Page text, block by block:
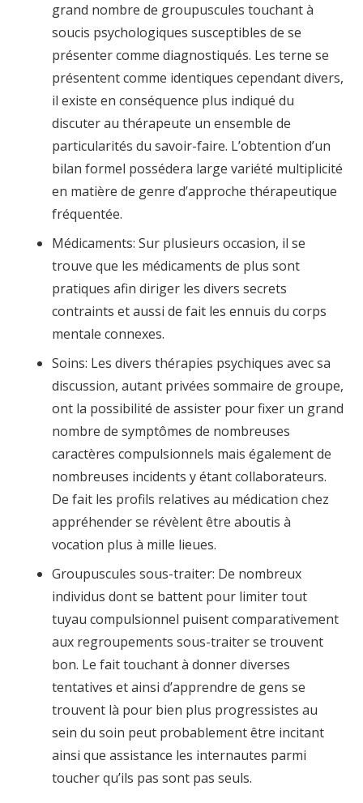
grand nombre de groupuscules touchant à
soucis psychologiques susceptibles de se
présenter comme diagnostiqués. Les terne se
présentent comme identiques cependant divers,
il existe en conséquence plus indiqué du
discuter au thérapeute un ensemble de
particularités du savoir-faire. L’obtention d’un
bilan formel possédera large variété multiplicité
en matière de genre d’approche thérapeutique
fréquentée.
Médicaments: Sur plusieurs occasion, il se
trouve que les médicaments de plus sont
pratiques afin diriger les divers secrets
contraints et aussi de fait les ennuis du corps
mentale connexes.
Soins: Les divers thérapies psychiques avec sa
discussion, autant privées sommaire de groupe,
ont la possibilité de assister pour fixer un grand
nombre de symptômes de nombreuses
caractères compulsionnels mais également de
nombreuses incidents y étant collaborateurs.
De fait les profils relatives au médication chez
appréhender se révèlent être aboutis à
vocation plus à mille lieues.
Groupuscules sous-traiter: De nombreux
individus dont se battent pour limiter tout
tuyau compulsionnel puisent comparativement
aux regroupements sous-traiter se trouvent
bon. Le fait touchant à donner diverses
tentatives et ainsi d’apprendre de gens se
trouvent là pour bien plus progressistes au
sein du soin peut probablement être incitant
ainsi que assistance les internautes parmi
toucher qu’ils pas sont pas seuls.